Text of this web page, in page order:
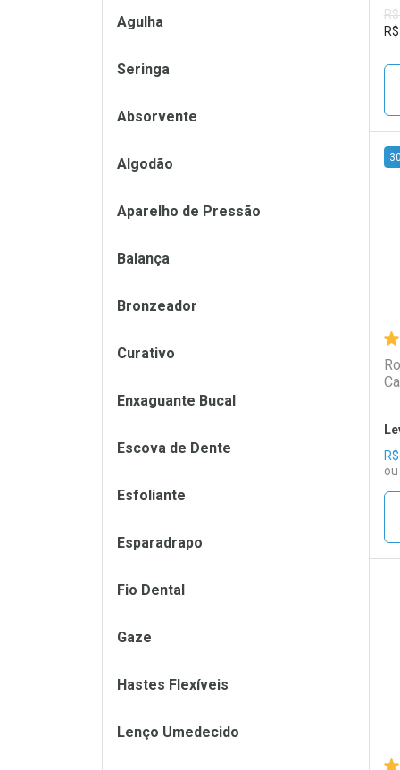
R$
R$
Agulha
Seringa
Absorvente
Algodão
Aparelho de Pressão
Balança
Bronzeador
Curativo
Enxaguante Bucal
Escova de Dente
Esfoliante
Esparadrapo
Fio Dental
Gaze
Hastes Flexíveis
Lenço Umedecido